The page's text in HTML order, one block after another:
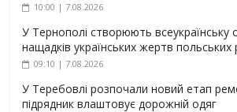
10:00 | 7.08.2026
У Тернополі створюють всеукраїнську
нащадків українських жертв польських
09:10 | 7.08.2026
У Теребовлі розпочали новий етап
підрядник влаштовує дорожній одяг